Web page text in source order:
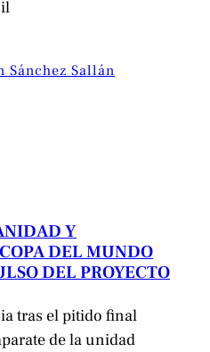
Sánchez Sallán
Y
DEL MUNDO
DEL PROYECTO
tras el pitido final
de la unidad